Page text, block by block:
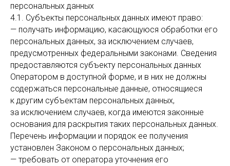
персональных данных
4.1. Субъекты персональных данных имеют право:
— получать информацию, касающуюся обработки его
персональных данных, за исключением случаев,
предусмотренных федеральными законами. Сведения
предоставляются субъекту персональных данных
Оператором в доступной форме, и в них не должны
содержаться персональные данные, относящиеся
к другим субъектам персональных данных,
за исключением случаев, когда имеются законные
основания для раскрытия таких персональных данных.
Перечень информации и порядок ее получения
установлен Законом о персональных данных;
— требовать от оператора уточнения его